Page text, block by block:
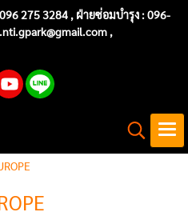
275 3284 , ฝ่ายซ่อมบำรุง :096-
.gpark@gmail.com ,